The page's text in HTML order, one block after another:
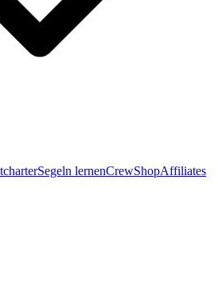
Segeln lernenCrewShopAffiliates